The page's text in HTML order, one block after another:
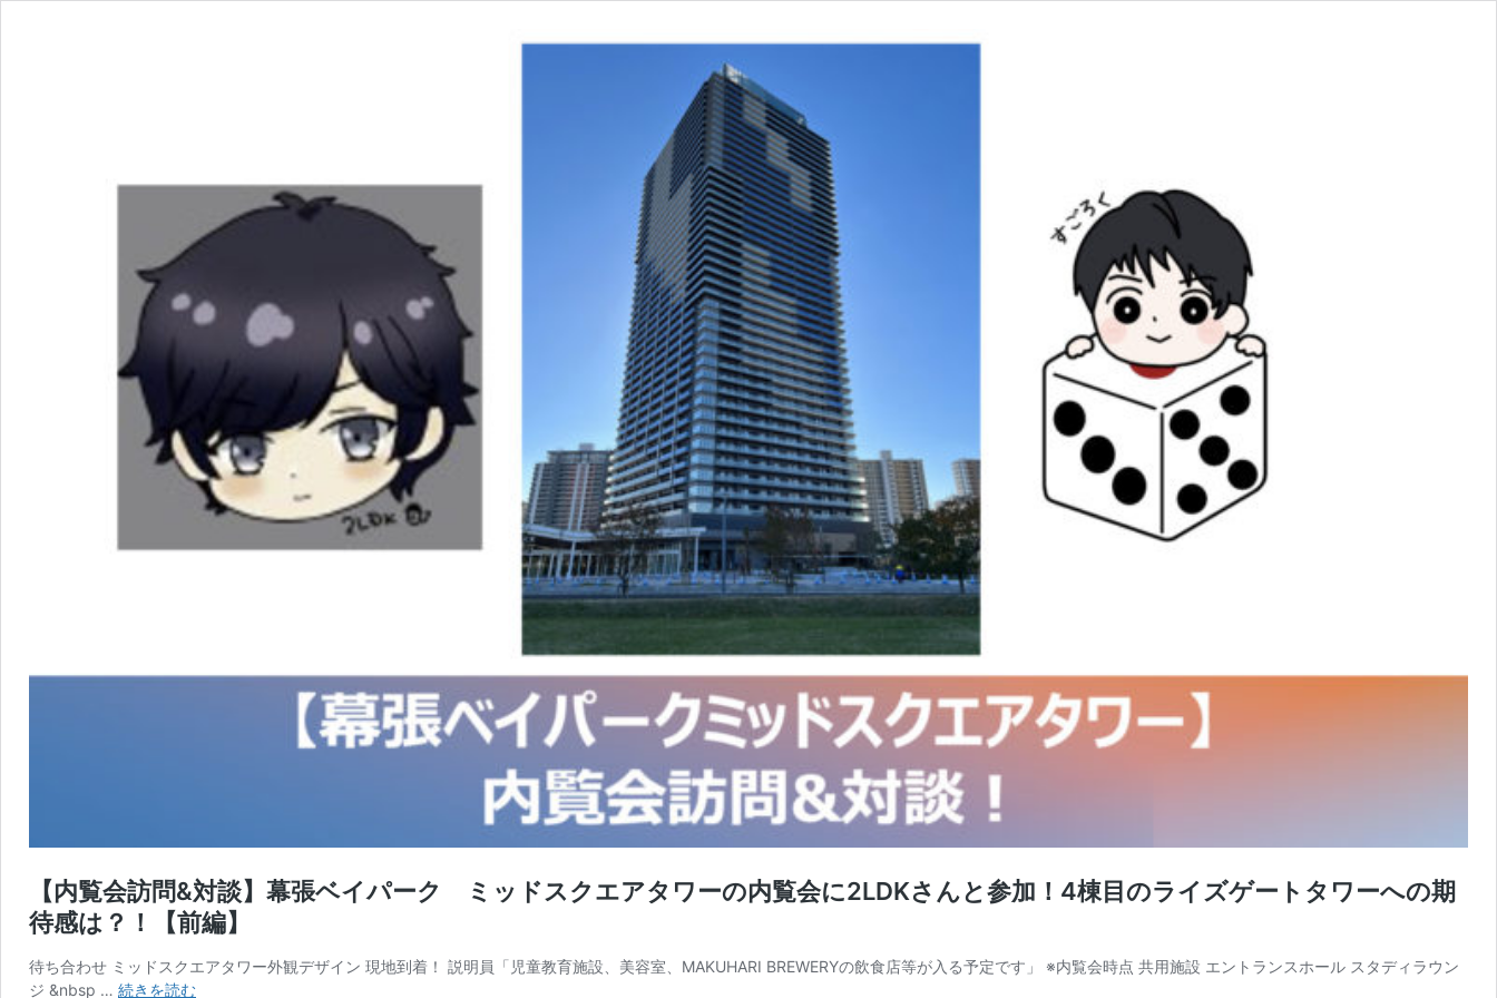
【内覧会訪問&対談】幕張ベイパーク ミッドスクエアタワーの内覧会に2LDKさんと参加！4棟目のライズゲートタワーへの期
待感は？！【前編】
待ち合わせ ミッドスクエアタワー外観デザイン 現地到着！ 説明員「児童教育施設、美容室、MAKUHARI BREWERYの飲食店等が入る予定です」 ※内覧会時点 共用施設 エントランスホール スタディラウン
ジ &nbsp … 続きを読む【内